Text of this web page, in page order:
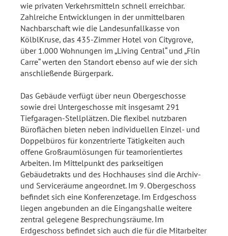
wie privaten Verkehrsmitteln schnell erreichbar.
Zahlreiche Entwicklungen in der unmittelbaren
Nachbarschaft wie die Landesunfallkasse von
KölblKruse, das 435-Zimmer Hotel von Citygrove,
über 1.000 Wohnungen im „Living Central“ und „Flin
Carre“ werten den Standort ebenso auf wie der sich
anschließende Bürgerpark.
Das Gebäude verfügt über neun Obergeschosse
sowie drei Untergeschosse mit insgesamt 291
Tiefgaragen-Stellplätzen. Die flexibel nutzbaren
Büroflächen bieten neben individuellen Einzel- und
Doppelbüros für konzentrierte Tätigkeiten auch
offene Großraumlösungen für teamorientiertes
Arbeiten. Im Mittelpunkt des parkseitigen
Gebäudetrakts und des Hochhauses sind die Archiv-
und Serviceräume angeordnet. Im 9. Obergeschoss
befindet sich eine Konferenzetage. Im Erdgeschoss
liegen angebunden an die Eingangshalle weitere
zentral gelegene Besprechungsräume. Im
Erdgeschoss befindet sich auch die für die Mitarbeiter